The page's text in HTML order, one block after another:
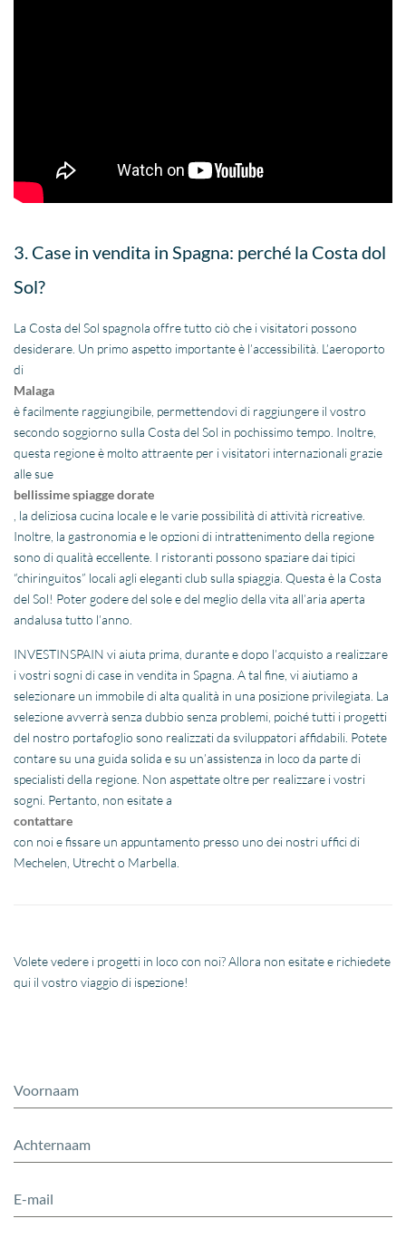
3. Case in vendita in Spagna: perché la Costa dol
Sol?
La Costa del Sol spagnola offre tutto ciò che i visitatori possono
desiderare. Un primo aspetto importante è l’accessibilità. L’aeroporto
di
Malaga
è facilmente raggiungibile, permettendovi di raggiungere il vostro
secondo soggiorno sulla Costa del Sol in pochissimo tempo. Inoltre,
questa regione è molto attraente per i visitatori internazionali grazie
alle sue
bellissime spiagge dorate
, la deliziosa cucina locale e le varie possibilità di attività ricreative.
Inoltre, la gastronomia e le opzioni di intrattenimento della regione
sono di qualità eccellente. I ristoranti possono spaziare dai tipici
“chiringuitos” locali agli eleganti club sulla spiaggia. Questa è la Costa
del Sol! Poter godere del sole e del meglio della vita all’aria aperta
andalusa tutto l’anno.
INVESTINSPAIN vi aiuta prima, durante e dopo l’acquisto a realizzare
i vostri sogni di case in vendita in Spagna. A tal fine, vi aiutiamo a
selezionare un immobile di alta qualità in una posizione privilegiata. La
selezione avverrà senza dubbio senza problemi, poiché tutti i progetti
del nostro portafoglio sono realizzati da sviluppatori affidabili. Potete
contare su una guida solida e su un’assistenza in loco da parte di
specialisti della regione. Non aspettate oltre per realizzare i vostri
sogni. Pertanto, non esitate a
contattare
con noi e fissare un appuntamento presso uno dei nostri uffici di
Mechelen, Utrecht o Marbella.
Volete vedere i progetti in loco con noi? Allora non esitate e richiedete
qui il vostro viaggio di ispezione!